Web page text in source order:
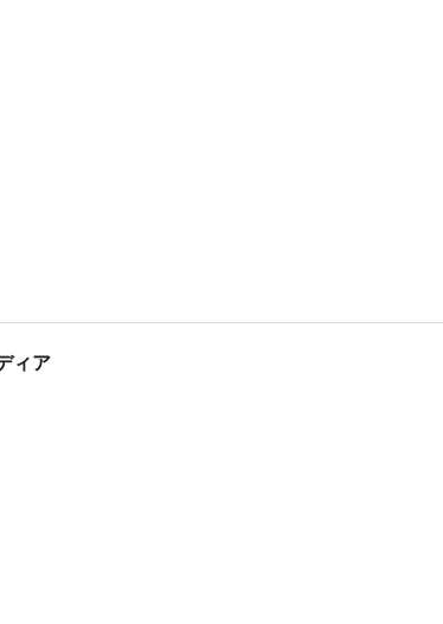
ィア